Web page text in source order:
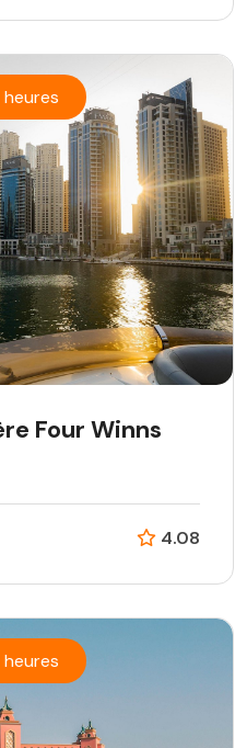
heures
Four Winns
4.08
heures